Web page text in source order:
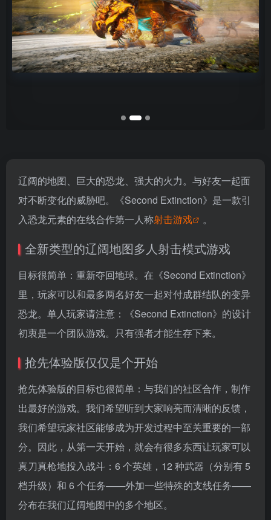
辽阔的地图、巨大的恐龙、强大的火力。与好友一起面
对不断变化的威胁吧。《Second Extinction》是一款引
入恐龙元素的在线合作第一人称射击游戏 。
全新类型的辽阔地图多人射击模式游戏
目标很简单：重新夺回地球。在《Second Extinction》
里，玩家可以和最多两名好友一起对付成群结队的变异
恐龙。单人玩家请注意：《Second Extinction》的设计
初衷是一个团队游戏。只有强者才能生存下来。
抢先体验版仅仅是个开始
抢先体验版的目标也很简单：与我们的社区合作，制作
出最好的游戏。我们希望听到大家响亮而清晰的反馈，
我们希望玩家社区能够成为开发过程中至关重要的一部
分。因此，从第一天开始，就会有很多东西让玩家可以
真刀真枪地投入战斗：6 个英雄，12 种武器（分别有 5
档升级）和 6 个任务——外加一些特殊的支线任务——
分布在我们辽阔地图中的多个地区。